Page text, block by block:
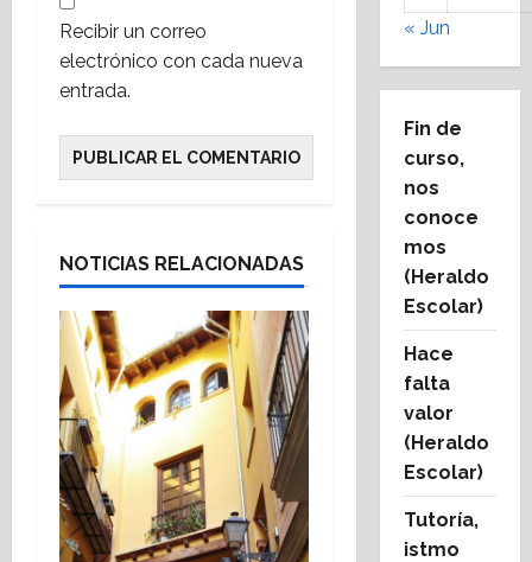
Recibir un correo
electrónico con cada nueva
entrada.
NOTICIAS RELACIONADAS
« Jun
Fin de
curso,
nos
conoce
mos
(Heraldo
Escolar)
Hace
falta
valor
(Heraldo
Escolar)
Tutoría,
istmo